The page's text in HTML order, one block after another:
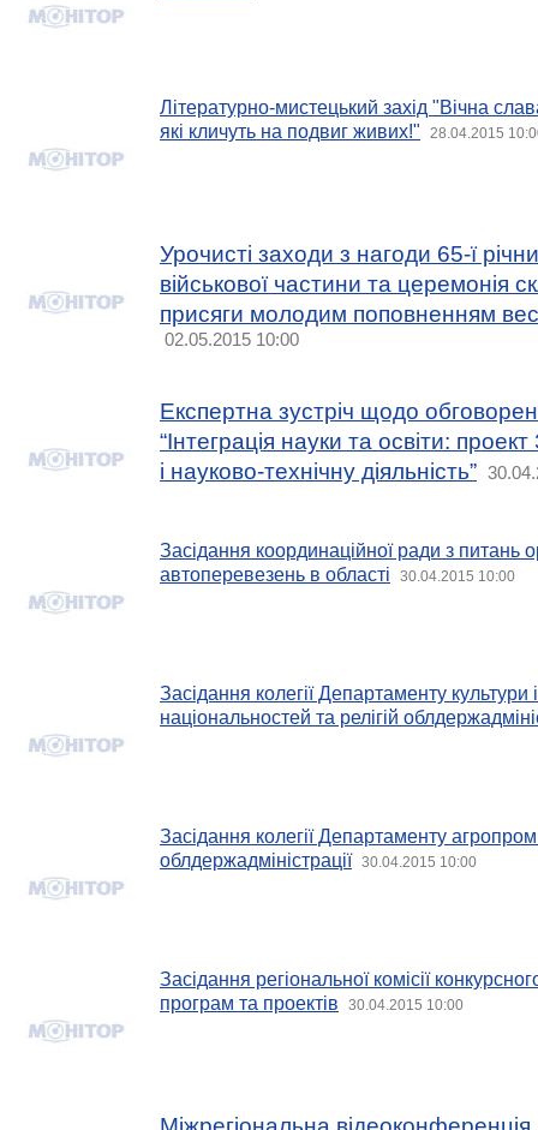
Літературно-мистецький захід "Вічна
які кличуть на подвиг живих!"
28.04.2015
Урочисті заходи з нагоди 65-ї
військової частини та церемонія
присяги молодим поповненням
02.05.2015 10:00
Експертна зустріч щодо
“Інтеграція науки та освіти:
і науково-технічну діяльність”
Засідання координаційної ради з питань
автоперевезень в області
30.04.2015 10:00
Засідання колегії Департаменту культури
національностей та релігій
Засідання колегії Департаменту
облдержадміністрації
30.04.2015 10:00
Засідання регіональної комісії
програм та проектів
30.04.2015 10:00